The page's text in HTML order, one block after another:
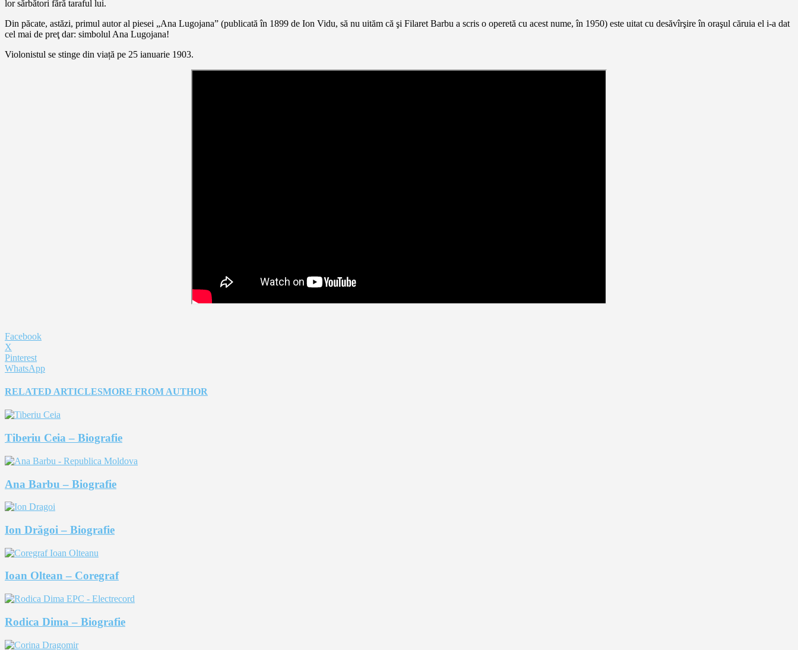
lor sărbători fără taraful lui.
Din păcate, astăzi, primul autor al piesei „Ana Lugojana” (publicată în 1899 de Ion Vidu, să nu uităm că şi Filaret Barbu a scris o operetă cu acest nume, în 1950) este uitat cu desăvîrşire în oraşul căruia el i-a dat
cel mai de preţ dar: simbolul Ana Lugojana!
Violonistul se stinge din viață pe 25 ianuarie 1903.
Facebook
X
Pinterest
WhatsApp
RELATED ARTICLESMORE FROM AUTHOR
Tiberiu Ceia – Biografie
Ana Barbu – Biografie
Ion Drăgoi – Biografie
Ioan Oltean – Coregraf
Rodica Dima – Biografie